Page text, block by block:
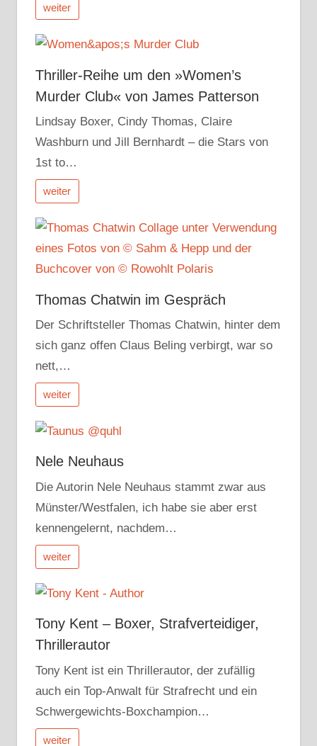
weiter
Thriller-Reihe um den »Women’s
Murder Club« von James Patterson
Lindsay Boxer, Cindy Thomas, Claire
Washburn und Jill Bernhardt – die Stars von
1st to…
weiter
Thomas Chatwin im Gespräch
Der Schriftsteller Thomas Chatwin, hinter dem
sich ganz offen Claus Beling verbirgt, war so
nett,…
weiter
Nele Neuhaus
Die Autorin Nele Neuhaus stammt zwar aus
Münster/Westfalen, ich habe sie aber erst
kennengelernt, nachdem…
weiter
Tony Kent – Boxer, Strafverteidiger,
Thrillerautor
Tony Kent ist ein Thrillerautor, der zufällig
auch ein Top-Anwalt für Strafrecht und ein
Schwergewichts-Boxchampion…
weiter